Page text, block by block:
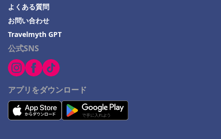
公式SNS
アプリをダウンロード
よくある質問
お問い合わせ
Travelmyth GPT